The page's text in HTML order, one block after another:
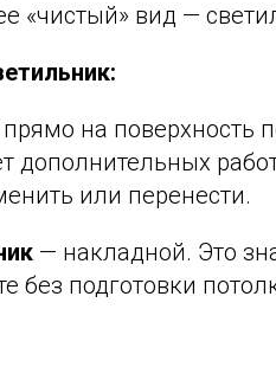
«чистый» вид —
на поверхность
дополнительных
или перенести.
— накладной. Это
без подготовки